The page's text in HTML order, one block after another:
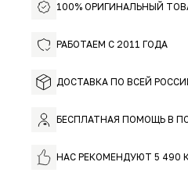
100% ОРИГИНАЛЬНЫЙ
РАБОТАЕМ С 2011 ГОДА
ДОСТАВКА ПО ВСЕЙ
БЕСПЛАТНАЯ ПОМОЩЬ В
НАС РЕКОМЕНДУЮТ 5 490